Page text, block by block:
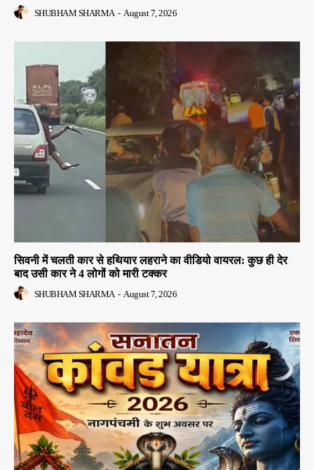
SHUBHAM SHARMA - August 7, 2026
सिवनी में चलती कार से हथियार लहराने का वीडियो वायरल: कुछ ही देर
बाद उसी कार ने 4 लोगों को मारी टक्कर
SHUBHAM SHARMA - August 7, 2026